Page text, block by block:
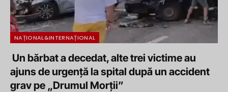
NAȚIONAL&INTERNAȚIONAL
Un bărbat a decedat, alte trei victime au
ajuns de urgenţă la spital după un accident
grav pe „Drumul Morţii”